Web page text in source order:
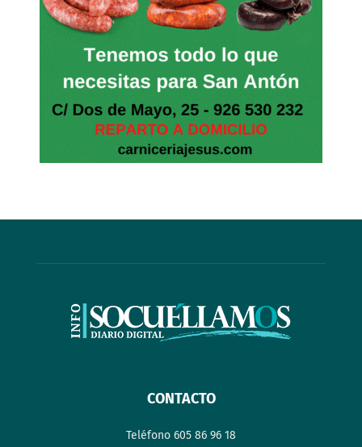
CONTACTO
Teléfono 605 86 96 18